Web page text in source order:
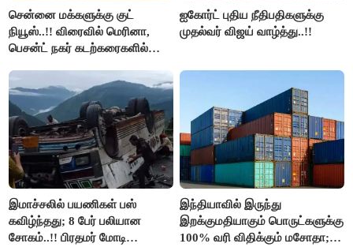
சென்னை மக்களுக்கு குட்
நியூஸ்..!! விரைவில் மெரினா,
பெசன்ட் நகர் கடற்கரைகளில்
ஐகோர்ட் புதிய நீதிபதிகளுக்கு
முதல்வர் விஜய் வாழ்த்து..!!
இமாச்சலில் பயணிகள் பஸ்
கவிழ்ந்தது; 8 பேர் பலியான
சோகம்..!! பிரதமர் மோடி
இந்தியாவில் இருந்து
இறக்குமதியாகும் பொருட்களுக்கு
100% வரி விதிக்கும் மசோதா;